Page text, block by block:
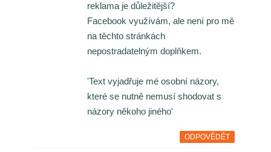
reklama je důležitější?
Facebook využívám, ale není pro mě
na těchto stránkách
nepostradatelným doplňkem.
'Text vyjadřuje mé osobní názory,
které se nutně nemusí shodovat s
názory někoho jiného'
ODPOVĚDĚT